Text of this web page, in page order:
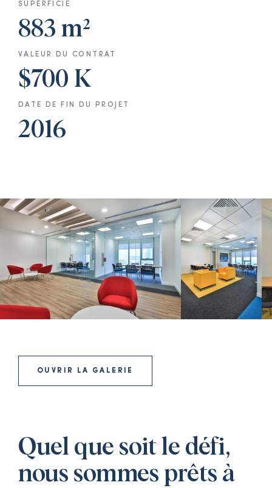
SUPERFICIE
883 m²
VALEUR DU CONTRAT
$700 K
DATE DE FIN DU PROJET
2016
OUVRIR LA GALERIE
Quel que soit le défi,
nous sommes prêts à